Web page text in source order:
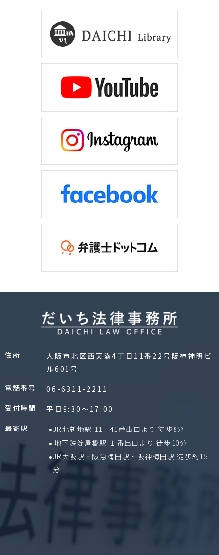
住所
大阪市北区西天満4丁目11番22号阪神神明ビ
ル601号
電話番号
06-6311-2211
受付時間
平日9:30〜17:00
最寄駅
JR北新地駅 11－41番出口より 徒歩8分
地下鉄淀屋橋駅 １番出口より 徒歩10分
JR大阪駅・阪急梅田駅・阪神梅田駅 徒歩約15
分